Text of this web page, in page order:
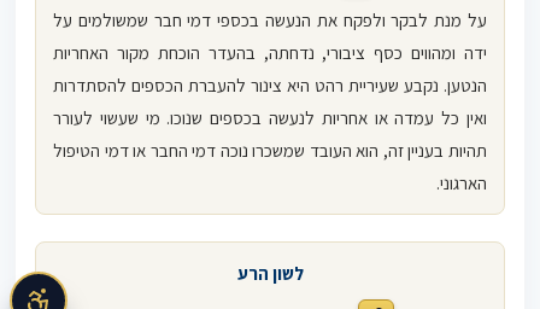
על מנת לבקר ולפקח את הנעשה בכספי דמי חבר שמשולמים על
ידה ומהווים כסף ציבורי, נדחתה, בהעדר הוכחת מקור האחריות
הנטען. נקבע שעיריית רהט היא צינור להעברת הכספים להסתדרות
ואין כל עמדה או אחריות לנעשה בכספים שנוכו. מי שעשוי לעורר
תהיות בעניין זה, הוא העובד שמשכרו נוכה דמי החבר או דמי הטיפול
הארגוני.
לשון הרע